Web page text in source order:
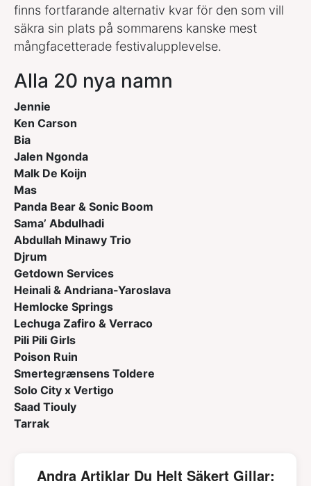
finns fortfarande alternativ kvar för den som vill
säkra sin plats på sommarens kanske mest
mångfacetterade festivalupplevelse.
Alla 20 nya namn
Jennie
Ken Carson
Bia
Jalen Ngonda
Malk De Koijn
Mas
Panda Bear & Sonic Boom
Sama’ Abdulhadi
Abdullah Minawy Trio
Djrum
Getdown Services
Heinali & Andriana-Yaroslava
Hemlocke Springs
Lechuga Zafiro & Verraco
Pili Pili Girls
Poison Ruin
Smertegrænsens Toldere
Solo City x Vertigo
Saad Tiouly
Tarrak
Andra Artiklar Du Helt Säkert Gillar: